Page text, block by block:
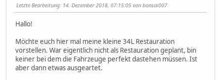
Letzte Bearbeitung: 14. Dezember 2018, 07:15:05 von bonsai007
Hallo!
Möchte euch hier mal meine kleine 34L Restauration
vorstellen. War eigentlich nicht als Restauration geplant, bin
keiner bei dem die Fahrzeuge perfekt dastehen müssen. Ist
aber dann etwas ausgeartet.